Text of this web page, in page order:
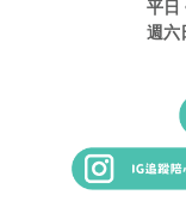
平日
週六